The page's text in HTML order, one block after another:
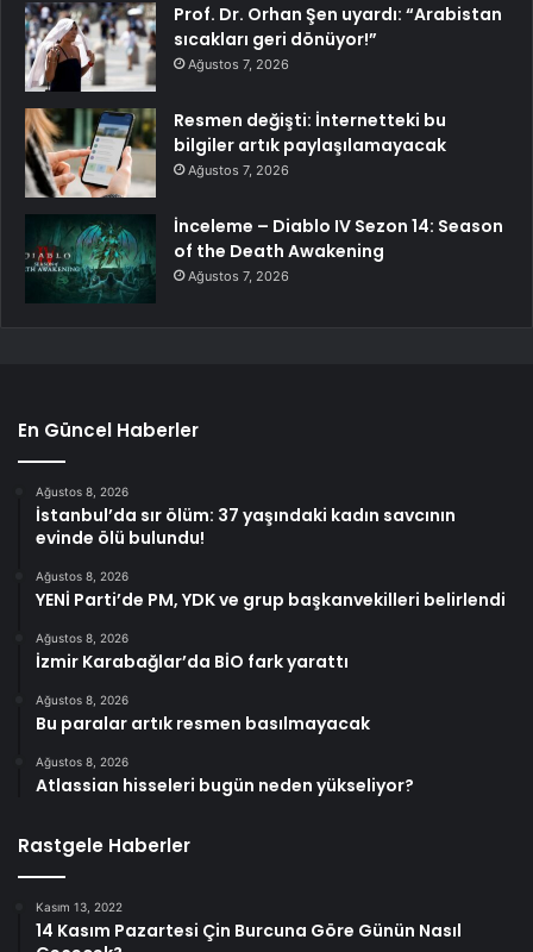
Prof. Dr. Orhan Şen uyardı: “Arabistan
sıcakları geri dönüyor!”
Ağustos 7, 2026
Resmen değişti: İnternetteki bu
bilgiler artık paylaşılamayacak
Ağustos 7, 2026
İnceleme – Diablo IV Sezon 14: Season
of the Death Awakening
Ağustos 7, 2026
En Güncel Haberler
Ağustos 8, 2026
İstanbul’da sır ölüm: 37 yaşındaki kadın savcının
evinde ölü bulundu!
Ağustos 8, 2026
YENİ Parti’de PM, YDK ve grup başkanvekilleri belirlendi
Ağustos 8, 2026
İzmir Karabağlar’da BİO fark yarattı
Ağustos 8, 2026
Bu paralar artık resmen basılmayacak
Ağustos 8, 2026
Atlassian hisseleri bugün neden yükseliyor?
Rastgele Haberler
Kasım 13, 2022
14 Kasım Pazartesi Çin Burcuna Göre Günün Nasıl